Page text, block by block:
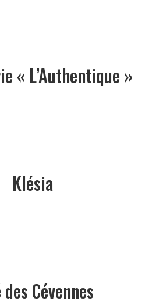
« L’Authentique »
Klésia
Cévennes